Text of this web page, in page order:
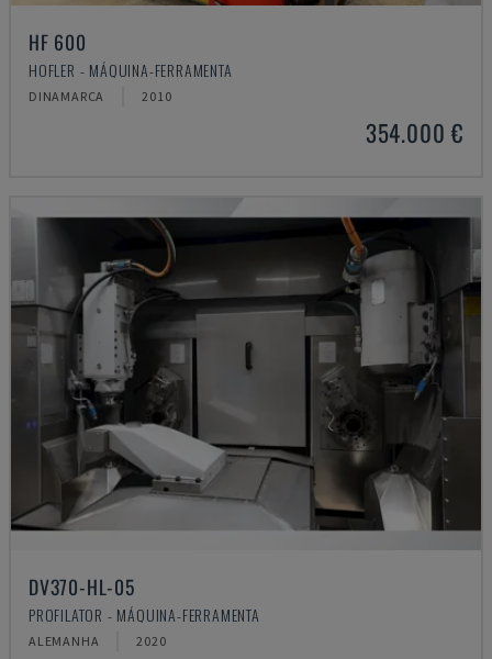
HF 600
HOFLER - MÁQUINA-FERRAMENTA
DINAMARCA 2010
354.000 €
DV370-HL-05
PROFILATOR - MÁQUINA-FERRAMENTA
ALEMANHA 2020